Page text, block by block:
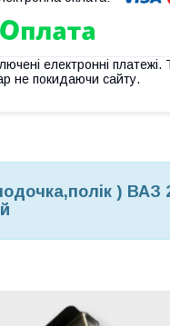
електронні
не покидаючи сайту.
) ВАЗ